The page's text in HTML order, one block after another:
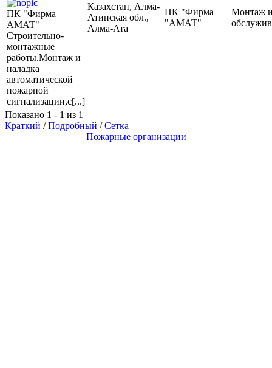
ПК "Фирма
АМАТ"
Строительно-
монтажные
работы.Монтаж и
наладка
автоматической
пожарной
сигнализации,с[...]
Казахстан, Алма-
Атинская обл.,
Алма-Ата
ПК "Фирма
"АМАТ"
Монтаж
Показано 1 - 1 из 1
Краткий /Подробный /Сетка
Пожарные организации